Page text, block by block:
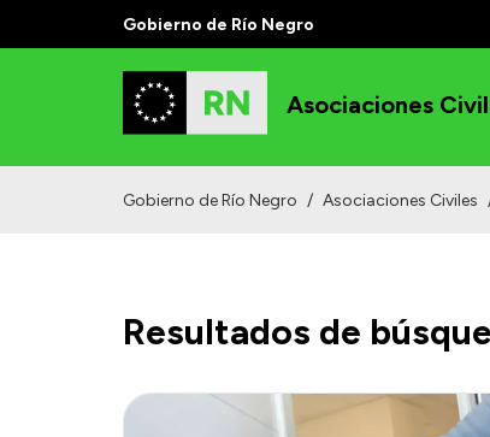
Gobierno de Río Negro
Asociaciones
Gobierno de Río Negro / Asociaciones Civiles
Resultados de